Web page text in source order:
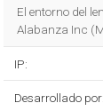
El entorno del
Alabanza Inc
IP:
Desarrollado por: